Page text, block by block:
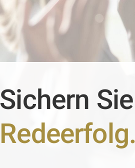
Sichern Sie
Redeerfolg.